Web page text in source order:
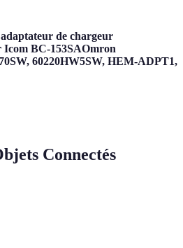
de chargeur
BC-153SAOmron
60220HW5SW, HEM-ADPT1,
Connectés